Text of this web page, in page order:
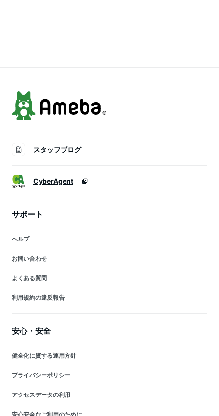
スタッフブログ
CyberAgent
サポート
ヘルプ
お問い合わせ
よくある質問
利用規約の違反報告
安心・安全
健全化に資する運用方針
プライバシーポリシー
アクセスデータの利用
安心安全なご利用のために